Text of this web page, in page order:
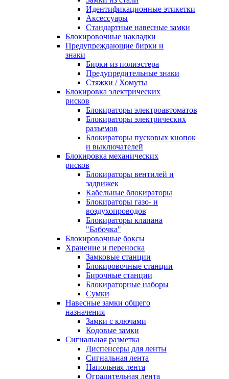
Идентификационные этикетки
Аксессуары
Стандартные навесные замки
Блокировочные накладки
Предупреждающие бирки и
знаки
Бирки из полиэстера
Предупредительные знаки
Стяжки / Хомуты
Блокировка электрических
рисков
Блокираторы электроавтоматов
Блокираторы электрических
разъемов
Блокираторы пусковых кнопок
и выключателей
Блокировка механических
рисков
Блокираторы вентилей и
задвижек
Кабельные блокираторы
Блокираторы газо- и
воздухопроводов
Блокираторы клапана
"Бабочка"
Блокировочные боксы
Хранение и переноска
Замковые станции
Блокировочные станции
Бирочные станции
Блокираторные наборы
Сумки
Навесные замки общего
назначения
Замки с ключами
Кодовые замки
Сигнальная разметка
Диспенсеры для ленты
Сигнальная лента
Напольная лента
Оградительная лента